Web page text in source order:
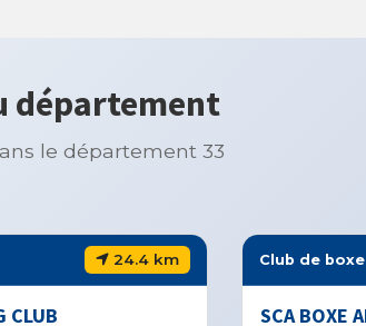
département
le département 33
Club de boxe 27.1 km
SCA BOXE ANGLAISE SAINT CIERS